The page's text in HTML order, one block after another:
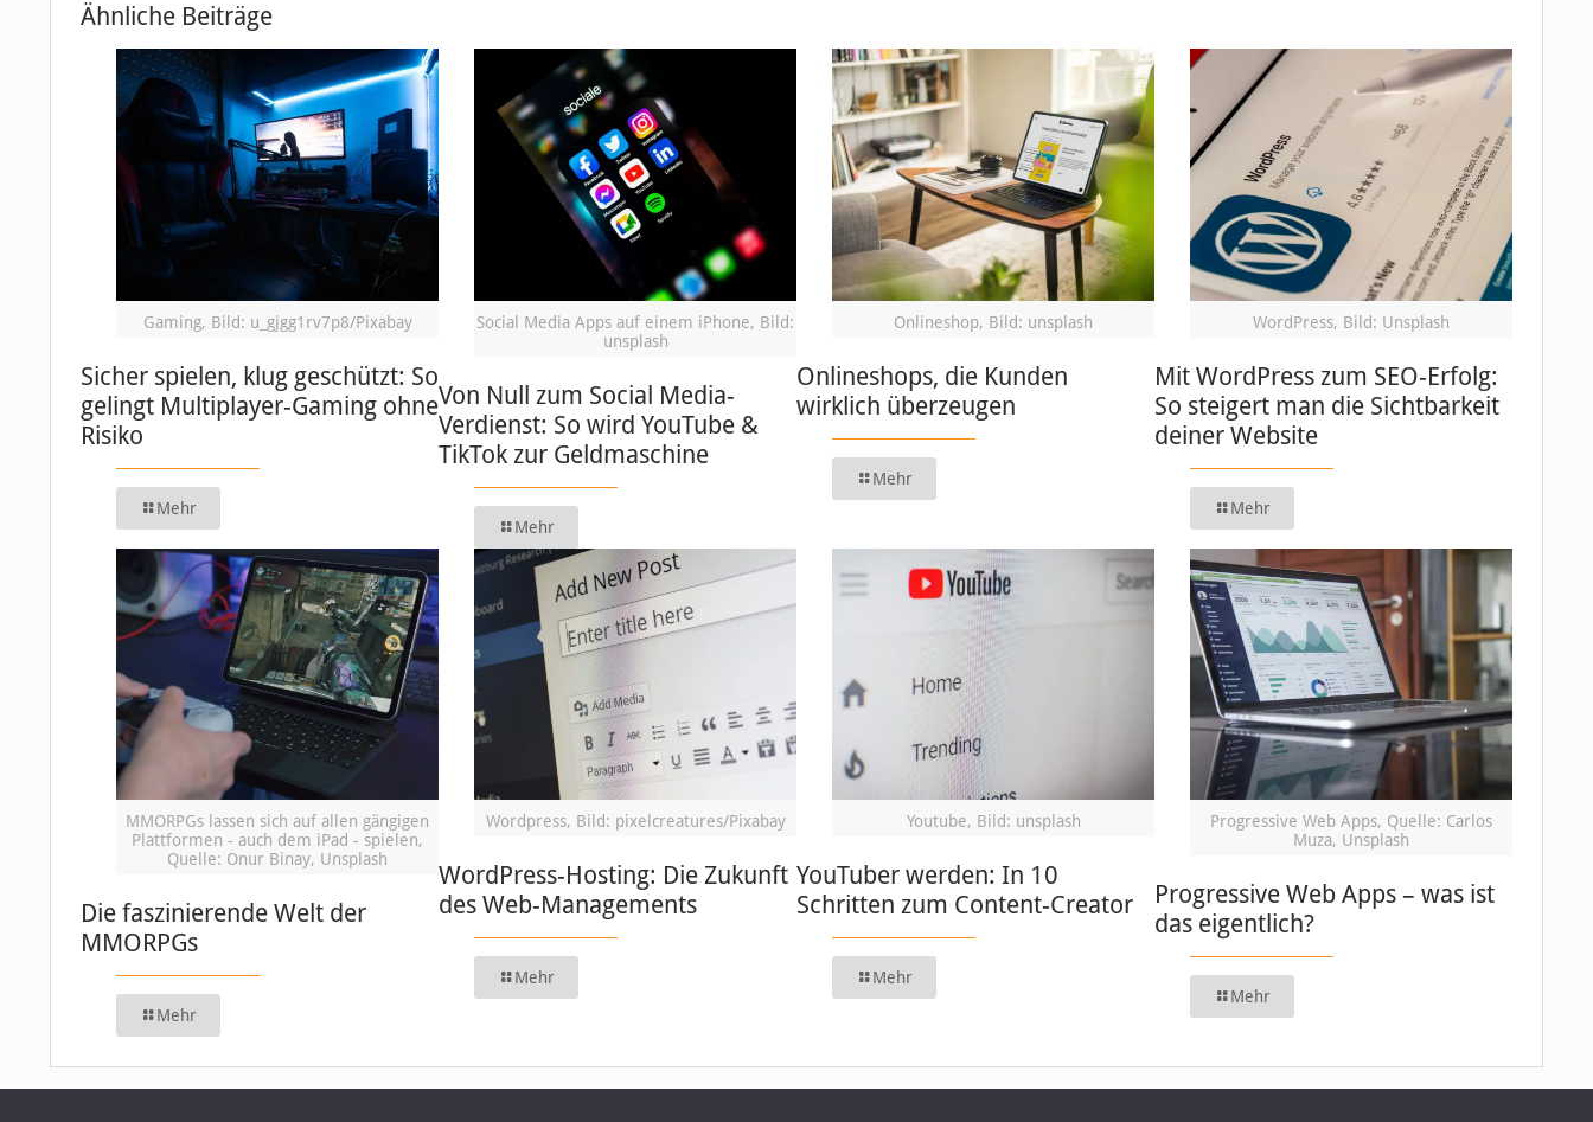
Ähnliche Beiträge
Gaming, Bild: u_gjgg1rv7p8/Pixabay
Sicher spielen, klug geschützt: So
gelingt Multiplayer-Gaming ohne
Risiko
Mehr
Social Media Apps auf einem iPhone, Bild:
unsplash
Von Null zum Social Media-
Verdienst: So wird YouTube &
TikTok zur Geldmaschine
Mehr
Onlineshop, Bild: unsplash
Onlineshops, die Kunden
wirklich überzeugen
Mehr
WordPress, Bild: Unsplash
Mit WordPress zum SEO-Erfolg:
So steigert man die Sichtbarkeit
deiner Website
Mehr
MMORPGs lassen sich auf allen gängigen
Plattformen - auch dem iPad - spielen,
Quelle: Onur Binay, Unsplash
Die faszinierende Welt der
MMORPGs
Mehr
Wordpress, Bild: pixelcreatures/Pixabay
WordPress-Hosting: Die Zukunft
des Web-Managements
Mehr
Youtube, Bild: unsplash
YouTuber werden: In 10
Schritten zum Content-Creator
Mehr
Progressive Web Apps, Quelle: Carlos
Muza, Unsplash
Progressive Web Apps – was ist
das eigentlich?
Mehr